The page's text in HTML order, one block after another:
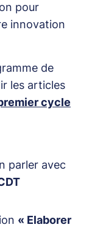
pour
innovation
de
les articles
cycle
parler avec
« Elaborer